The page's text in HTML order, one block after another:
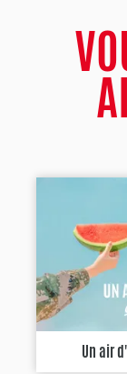
Un air